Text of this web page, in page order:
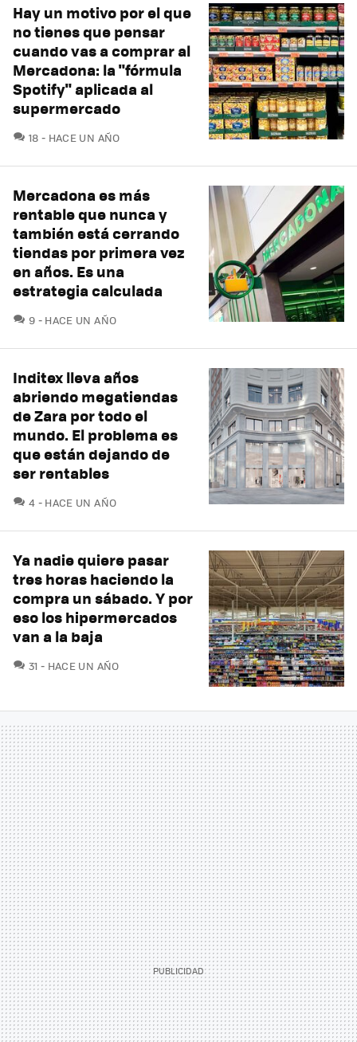
Hay un motivo por el que
no tienes que pensar
cuando vas a comprar al
Mercadona: la "fórmula
Spotify" aplicada al
supermercado
18 COMENTARIOS
HACE UN AÑO
Mercadona es más
rentable que nunca y
también está cerrando
tiendas por primera vez
en años. Es una
estrategia calculada
9 COMENTARIOS
HACE UN AÑO
Inditex lleva años
abriendo megatiendas
de Zara por todo el
mundo. El problema es
que están dejando de
ser rentables
4 COMENTARIOS
HACE UN AÑO
Ya nadie quiere pasar
tres horas haciendo la
compra un sábado. Y por
eso los hipermercados
van a la baja
31 COMENTARIOS
HACE UN AÑO